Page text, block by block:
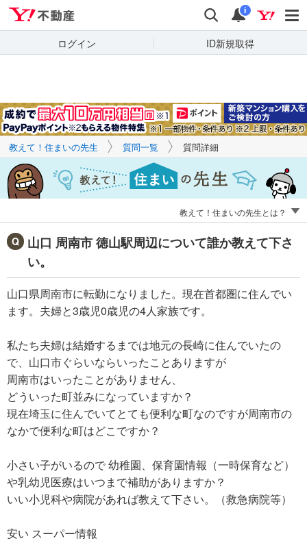
検索 通知
i
ログイン ID新規取得
キーワードで
質問を探す
教えて！住まいの先生 質問一覧 質問詳細
教えて！住まいの先生とは？
山口 周南市 徳山駅周辺について誰か教えて下さ
い。
山口県周南市に転勤になりました。現在首都圏に住んでい
ます。夫婦と3歳児0歳児の4人家族です。
私たち夫婦は結婚するまでは地元の長崎に住んでいたの
で、山口市ぐらいならいったことありますが
周南市はいったことがありません、
どういった町並みになっていますか？
現在埼玉に住んでいてとても便利な町なのですが周南市の
なかで便利な町はどこですか？
小さい子がいるので 幼稚園、保育園情報（一時保育など）
や乳幼児医療はいつまで補助がありますか？
いい小児科や病院があれば教えて下さい。（救急病院等）
安い スーパー情報